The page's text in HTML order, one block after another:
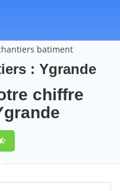
batiment
: Ygrande
chiffre